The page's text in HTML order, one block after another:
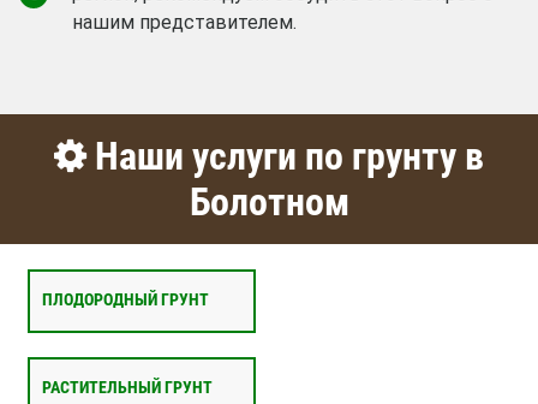
нашим представителем.
Наши услуги по грунту в
Болотном
ПЛОДОРОДНЫЙ ГРУНТ
РАСТИТЕЛЬНЫЙ ГРУНТ